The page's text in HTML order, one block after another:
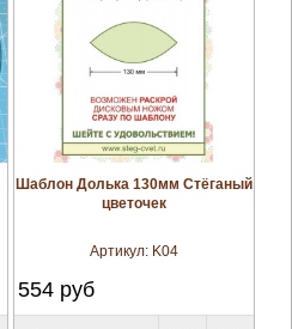
увеличить
Шаблон Долька 130мм Стёганый
цветочек
Артикул: K04
554 руб